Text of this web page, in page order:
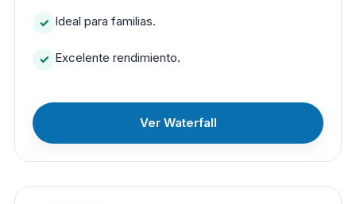
Ideal para familias.
Excelente rendimiento.
Ver Waterfall